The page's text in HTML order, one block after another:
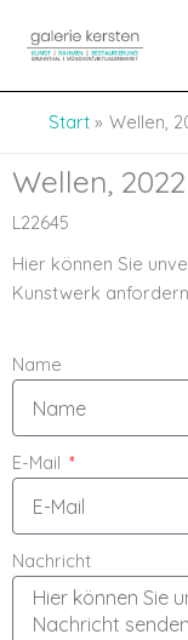
springen
Inhalt
Start Wellen,
Wellen, 2022
L22645
Hier können Sie
Kunstwerk
Name
E-Mail
Nachricht